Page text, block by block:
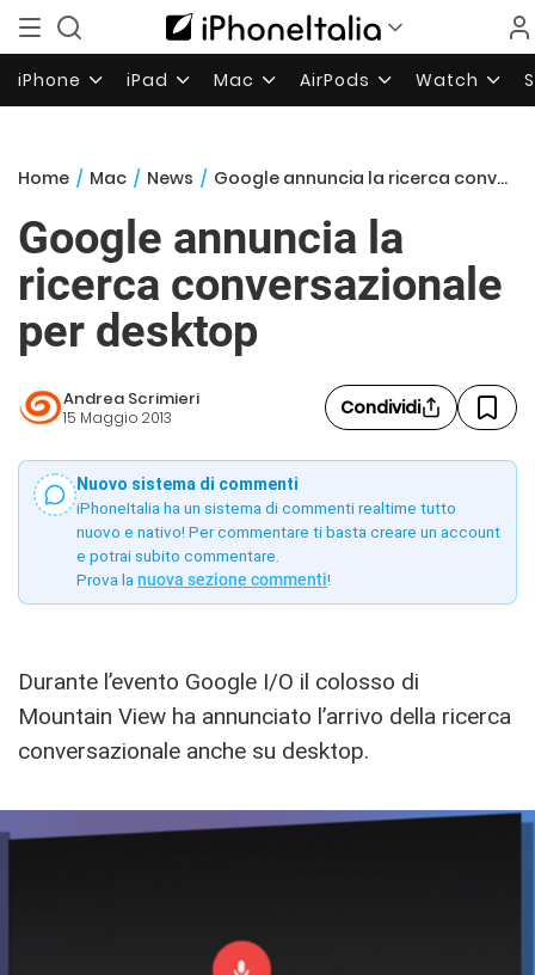
iPhone iPad Mac AirPods Watch
Home / Mac / News / Google annuncia la ricerca conversazionale per desktop
Google annuncia la
ricerca conversazionale
per desktop
Andrea Scrimieri
15 Maggio 2013 Condividi
Nuovo sistema di commenti
iPhoneItalia ha un sistema di commenti realtime tutto
nuovo e nativo! Per commentare ti basta creare un account
e potrai subito commentare.
Prova la nuova sezione commenti!
Durante l’evento Google I/O il colosso di
Mountain View ha annunciato l’arrivo della ricerca
conversazionale anche su desktop.